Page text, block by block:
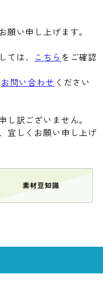
願い申し上げます。
ては、 こちら をご確認
お問い合わせ ください
し訳ございません。
宜しくお願い申し上げ